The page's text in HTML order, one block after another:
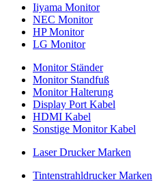
Iiyama Monitor
NEC Monitor
HP Monitor
LG Monitor
Monitor Ständer
Monitor Standfuß
Monitor Halterung
Display Port Kabel
HDMI Kabel
Sonstige Monitor Kabel
Laser Drucker Marken
Tintenstrahldrucker Marken